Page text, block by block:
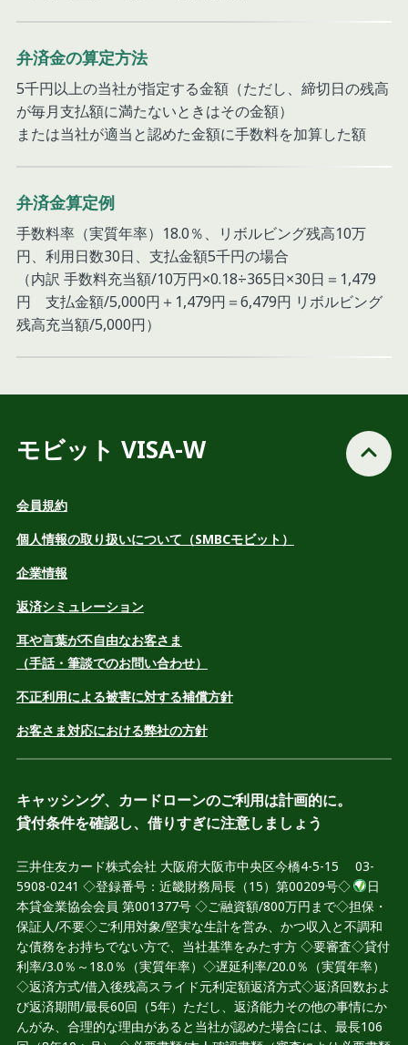
弁済金の算定方法
5千円以上の当社が指定する金額（ただし、締切日の残高
が毎月支払額に満たないときはその金額）
または当社が適当と認めた金額に手数料を加算した額
弁済金算定例
手数料率（実質年率）18.0％、リボルビング残高10万
円、利用日数30日、支払金額5千円の場合
（内訳 手数料充当額/10万円×0.18÷365日×30日＝1,479
円 支払金額/5,000円＋1,479円＝6,479円 リボルビング
残高充当額/5,000円）
モビット VISA-W
会員規約
個人情報の取り扱いについて（SMBCモビット）
企業情報
返済シミュレーション
耳や言葉が不自由なお客さま
（手話・筆談でのお問い合わせ）
不正利用による被害に対する補償方針
お客さま対応における弊社の方針
キャッシング、カードローンのご利用は計画的に。
貸付条件を確認し、借りすぎに注意しましょう
三井住友カード株式会社 大阪府大阪市中央区今橋4-5-15 03-
5908-0241 ◇登録番号：近畿財務局長（15）第00209号◇
日
本貸金業協会会員 第001377号 ◇ご融資額/800万円まで◇担保・
保証人/不要◇ご利用対象/堅実な生計を営み、かつ収入と不調和
な債務をお持ちでない方で、当社基準をみたす方 ◇要審査◇貸付
利率/3.0％～18.0％（実質年率）◇遅延利率/20.0％（実質年率）
◇返済方式/借入後残高スライド元利定額返済方式◇返済回数およ
び返済期間/最長60回（5年）ただし、返済能力その他の事情にか
んがみ、合理的な理由があると当社が認めた場合には、最長106